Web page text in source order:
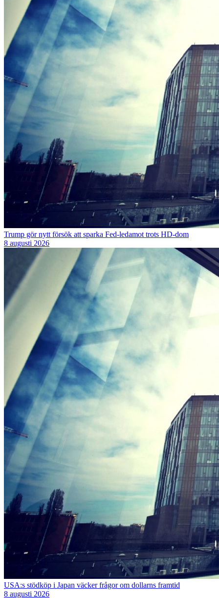
Trump gör nytt försök att sparka Fed-ledamot trots HD-dom
8 augusti 2026
USA:s stödköp i Japan väcker frågor om dollarns framtid
8 augusti 2026